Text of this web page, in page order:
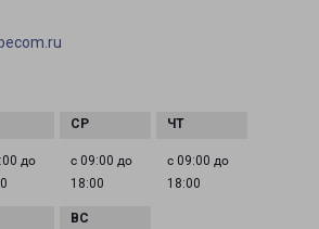
до
с 09:00 до
18:00
с 09:00 до
18:00